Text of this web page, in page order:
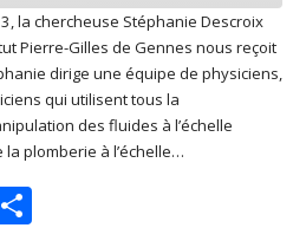
Deezer
PocketCasts
RSS
la chercheuse Stéphanie Descroix
Pierre-Gilles de Gennes nous reçoit
dirige une équipe de physiciens,
qui utilisent tous la
des fluides à l’échelle
plomberie à l’échelle…